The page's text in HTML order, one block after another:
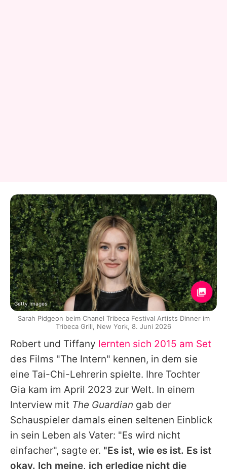
Robert und Tiffany lernten sich 2015 am Set
des Films "The Intern" kennen, in dem sie
eine Tai-Chi-Lehrerin spielte. Ihre Tochter
Gia kam im April 2023 zur Welt. In einem
Interview mit The Guardian gab der
Schauspieler damals einen seltenen Einblick
in sein Leben als Vater: "Es wird nicht
einfacher", sagte er. "Es ist, wie es ist. Es ist
okay. Ich meine, ich erledige nicht die
Getty Images
Sarah Pidgeon beim Chanel Tribeca Festival Artists Dinner im
Tribeca Grill, New York, 8. Juni 2026